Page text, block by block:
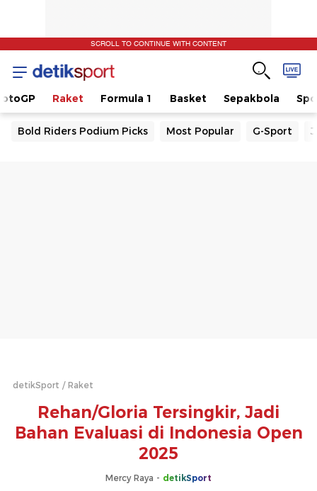
SCROLL TO CONTINUE WITH CONTENT
Raket Formula 1 Basket Sepakbola
Bold Riders Podium Picks Most Popular G-Sport
detikSport Raket
Rehan/Gloria Tersingkir, Jadi
Bahan Evaluasi di Indonesia Open
2025
Mercy Raya - detikSport